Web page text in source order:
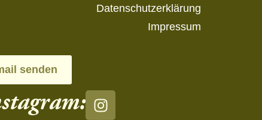
Datenschutzerklärung
Impressum
senden